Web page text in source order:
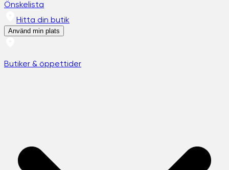
Önskelista
Hitta din butik
Använd min plats
Butiker & öppettider